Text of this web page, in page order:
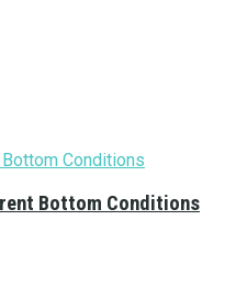
Bottom Conditions